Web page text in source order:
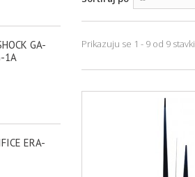
GA-
1A
ERA-
Prikazuju se 1 - 9 od 9 stavki